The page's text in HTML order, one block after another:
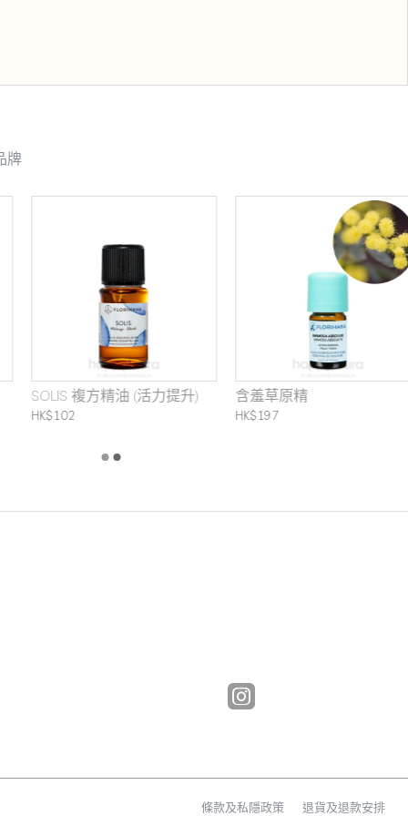
牌
SOLIS 複方精油 (活力提升)
HK$102
含羞草原精
HK$197
條款及私隱政策 退貨及退款安排